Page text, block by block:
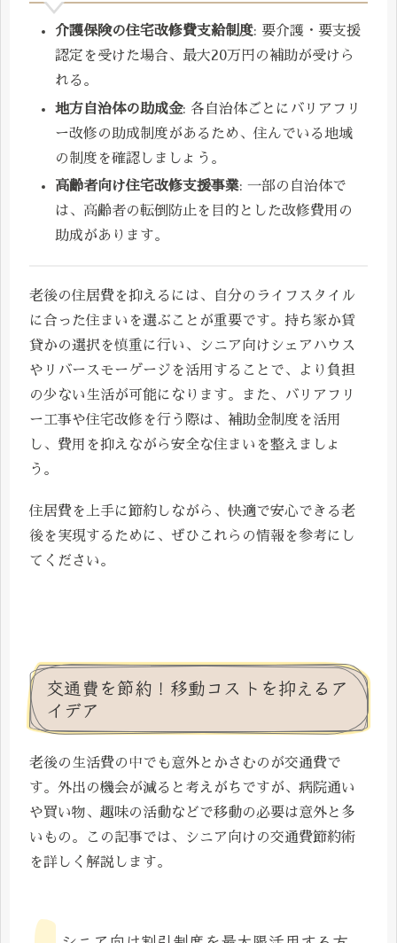
介護保険の住宅改修費支給制度: 要介護・要支援
認定を受けた場合、最大20万円の補助が受けら
れる。
地方自治体の助成金: 各自治体ごとにバリアフリ
ー改修の助成制度があるため、住んでいる地域
の制度を確認しましょう。
高齢者向け住宅改修支援事業: 一部の自治体で
は、高齢者の転倒防止を目的とした改修費用の
助成があります。
老後の住居費を抑えるには、自分のライフスタイル
に合った住まいを選ぶことが重要です。持ち家か賃
貸かの選択を慎重に行い、シニア向けシェアハウス
やリバースモーゲージを活用することで、より負担
の少ない生活が可能になります。また、バリアフリ
ー工事や住宅改修を行う際は、補助金制度を活用
し、費用を抑えながら安全な住まいを整えましょ
う。
住居費を上手に節約しながら、快適で安心できる老
後を実現するために、ぜひこれらの情報を参考にし
てください。
交通費を節約！移動コストを抑えるア
イデア
老後の生活費の中でも意外とかさむのが交通費で
す。外出の機会が減ると考えがちですが、病院通い
や買い物、趣味の活動などで移動の必要は意外と多
いもの。この記事では、シニア向けの交通費節約術
を詳しく解説します。